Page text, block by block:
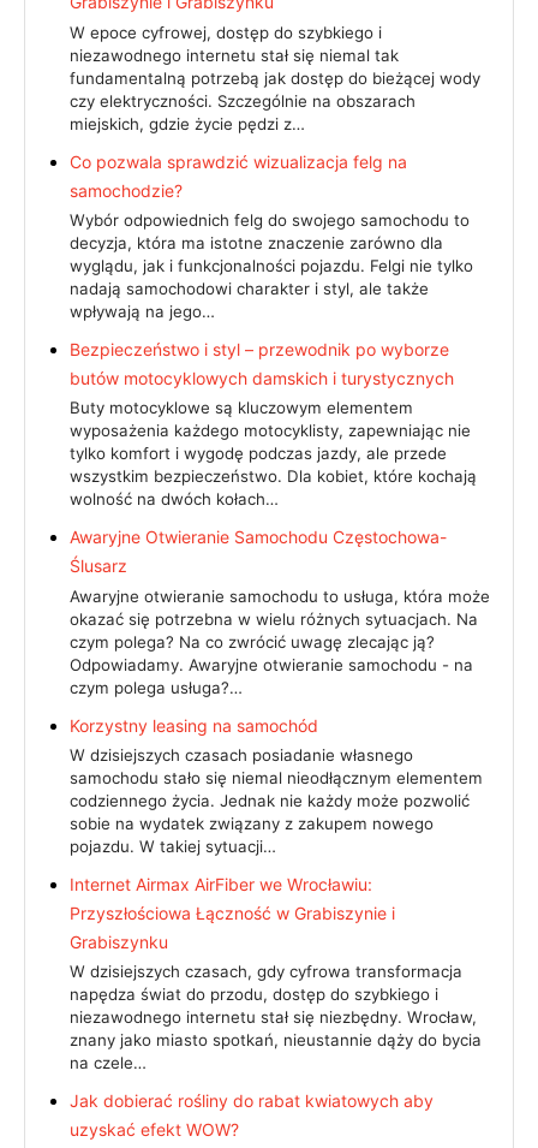
W epoce cyfrowej, dostęp do szybkiego i
niezawodnego internetu stał się niemal tak
fundamentalną potrzebą jak dostęp do bieżącej wody
czy elektryczności. Szczególnie na obszarach
miejskich, gdzie życie pędzi z…
Co pozwala sprawdzić wizualizacja felg na
samochodzie?
Wybór odpowiednich felg do swojego samochodu to
decyzja, która ma istotne znaczenie zarówno dla
wyglądu, jak i funkcjonalności pojazdu. Felgi nie tylko
nadają samochodowi charakter i styl, ale także
wpływają na jego…
Bezpieczeństwo i styl – przewodnik po wyborze
butów motocyklowych damskich i turystycznych
Buty motocyklowe są kluczowym elementem
wyposażenia każdego motocyklisty, zapewniając nie
tylko komfort i wygodę podczas jazdy, ale przede
wszystkim bezpieczeństwo. Dla kobiet, które kochają
wolność na dwóch kołach…
Awaryjne Otwieranie Samochodu Częstochowa-
Ślusarz
Awaryjne otwieranie samochodu to usługa, która może
okazać się potrzebna w wielu różnych sytuacjach. Na
czym polega? Na co zwrócić uwagę zlecając ją?
Odpowiadamy. Awaryjne otwieranie samochodu - na
czym polega usługa?…
Korzystny leasing na samochód
W dzisiejszych czasach posiadanie własnego
samochodu stało się niemal nieodłącznym elementem
codziennego życia. Jednak nie każdy może pozwolić
sobie na wydatek związany z zakupem nowego
pojazdu. W takiej sytuacji…
Internet Airmax AirFiber we Wrocławiu:
Przyszłościowa Łączność w Grabiszynie i
Grabiszynku
W dzisiejszych czasach, gdy cyfrowa transformacja
napędza świat do przodu, dostęp do szybkiego i
niezawodnego internetu stał się niezbędny. Wrocław,
znany jako miasto spotkań, nieustannie dąży do bycia
na czele…
Jak dobierać rośliny do rabat kwiatowych aby
uzyskać efekt WOW?